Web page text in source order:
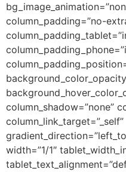
column_padding=”no-
column_shadow=”none”
column_link_target=”_self”
width=”1/1″